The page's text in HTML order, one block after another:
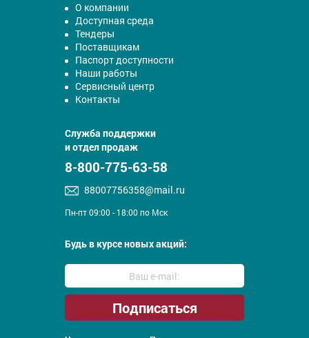
О компании
Доступная среда
Тендеры
Поставщикам
Паспорт доступности
Наши работы
Сервисный центр
Контакты
Служба поддержки
и отдел продаж
8-800-775-63-58
88007756358@mail.ru
Пн-пт 09:00 - 18:00 по Мск
Будь в курсе новых акций: